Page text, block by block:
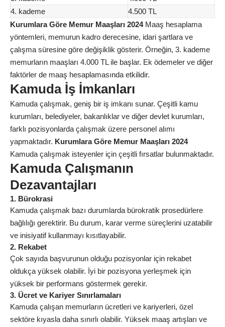
4. kademe
4.500 TL
Kurumlara Göre Memur Maaşları 2024Maaş hesaplama
yöntemleri, memurun kadro derecesine, idari şartlara ve
çalışma süresine göre değişiklik gösterir. Örneğin, 3. kademe
memurların maaşları 4.000 TL ile başlar. Ek ödemeler ve diğer
faktörler de maaş hesaplamasında etkilidir.
Kamuda İş İmkanları
Kamuda çalışmak, geniş bir iş imkanı sunar. Çeşitli kamu
kurumları, belediyeler, bakanlıklar ve diğer devlet kurumları,
farklı pozisyonlarda çalışmak üzere personel alımı
yapmaktadır. Kurumlara Göre Memur Maaşları 2024
Kamuda çalışmak isteyenler için çeşitli fırsatlar bulunmaktadır.
Kamuda Çalışmanın
Dezavantajları
1. Bürokrasi
Kamuda çalışmak bazı durumlarda bürokratik prosedürlere
bağlılığı gerektirir. Bu durum, karar verme süreçlerini uzatabilir
ve inisiyatif kullanmayı kısıtlayabilir.
2. Rekabet
Çok sayıda başvurunun olduğu pozisyonlar için rekabet
oldukça yüksek olabilir. İyi bir pozisyona yerleşmek için
yüksek bir performans göstermek gerekir.
3. Ücret ve Kariyer Sınırlamaları
Kamuda çalışan memurların ücretleri ve kariyerleri, özel
sektöre kıyasla daha sınırlı olabilir. Yüksek maaş artışları ve